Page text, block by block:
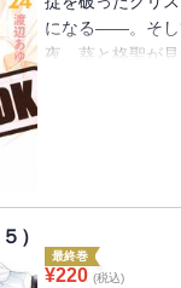
になる――。そし
夜。葵と柊聖が
い揺れる、ひと
）
最終巻
¥220 (税込)